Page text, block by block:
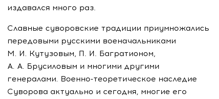
издавался много раз.
Славные суворовские традиции приумножались
передовыми русскими военачальниками
М. И. Кутузовым, П. И. Багратионом,
А. А. Брусиловым и многими другими
генералами. Военно-теоретическое наследие
Суворова актуально и сегодня, многие его